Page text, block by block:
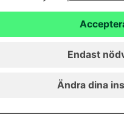
du alltid ha
elleridentifiering i